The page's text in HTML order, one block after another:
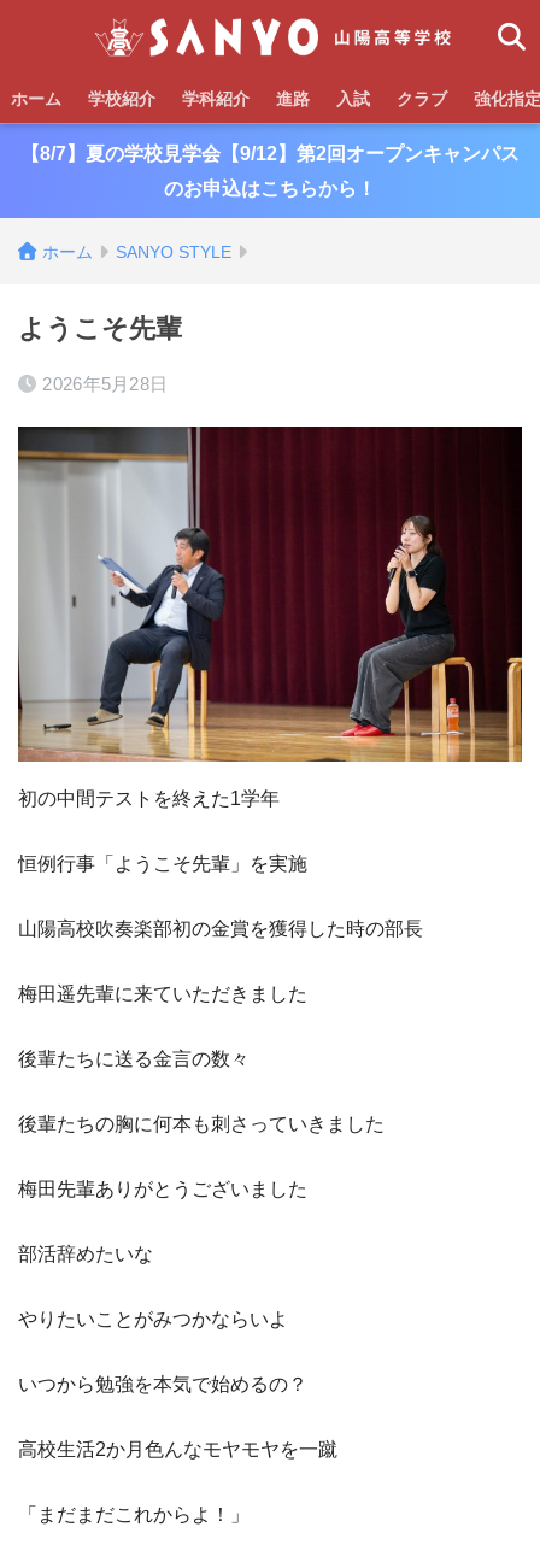
ホーム 学校紹介 学科紹介 進路 入試 クラブ 強化指
【8/7】夏の学校見学会【9/12】第2回オープンキャンパス
のお申込はこちらから！
ホーム SANYO STYLE
ようこそ先輩
2026年5月28日
初の中間テストを終えた1学年
恒例行事「ようこそ先輩」を実施
山陽高校吹奏楽部初の金賞を獲得した時の部長
梅田遥先輩に来ていただきました
後輩たちに送る金言の数々
後輩たちの胸に何本も刺さっていきました
梅田先輩ありがとうございました
部活辞めたいな
やりたいことがみつかならいよ
いつから勉強を本気で始めるの？
高校生活2か月色んなモヤモヤを一蹴
「まだまだこれからよ！」